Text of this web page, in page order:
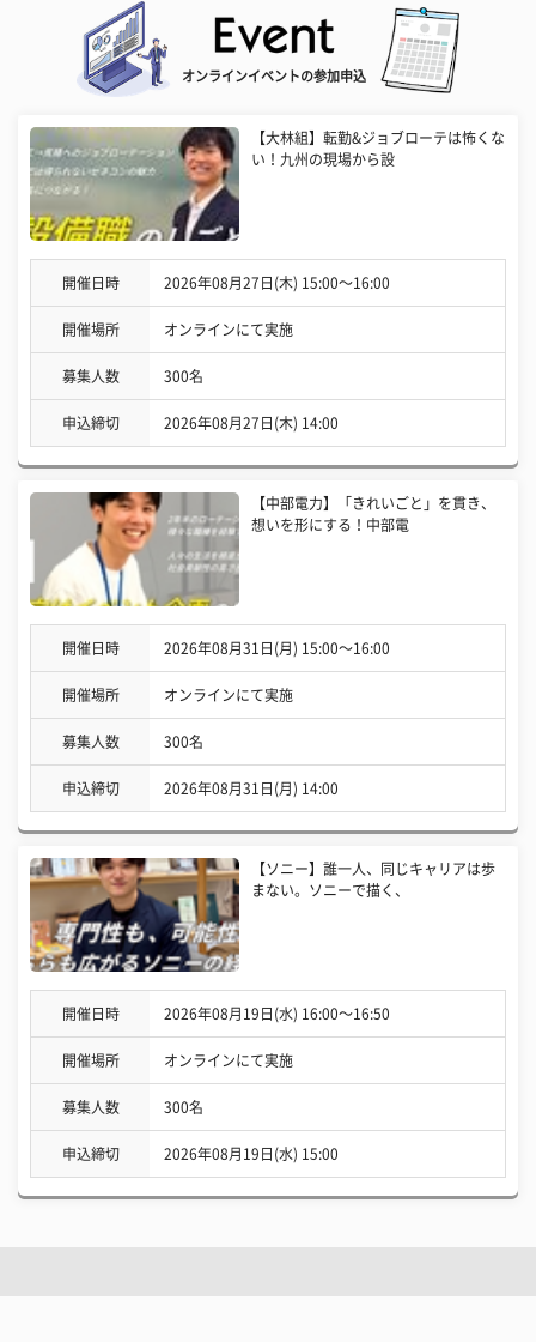
オンラインイベントの参加申込
【大林組】転勤&ジョブローテは怖くな
い！九州の現場から設
開催日時 2026年08月27日(木) 15:00〜16:00
開催場所 オンラインにて実施
募集人数 300名
申込締切 2026年08月27日(木) 14:00
【中部電力】「きれいごと」を貫き、
想いを形にする！中部電
開催日時 2026年08月31日(月) 15:00〜16:00
開催場所 オンラインにて実施
募集人数 300名
申込締切 2026年08月31日(月) 14:00
【ソニー】誰一人、同じキャリアは歩
まない。ソニーで描く、
開催日時 2026年08月19日(水) 16:00〜16:50
開催場所 オンラインにて実施
募集人数 300名
申込締切 2026年08月19日(水) 15:00